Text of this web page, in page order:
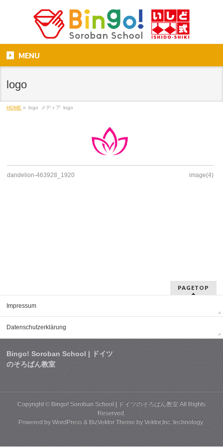
MENU
logo
HOME » logo メディア logo
dandelion-463928_1920 image(4)
PAGETOP
Impressum
Datenschutzerklärung
Bingo! Soroban School | ドイツ
のそろばん教室
Copyright © Bingo! Soroban School | ドイツのそろばん教室All Rights
Reserved.
Powered byWordPress & BizVektor Theme byVektor,Inc. technology.